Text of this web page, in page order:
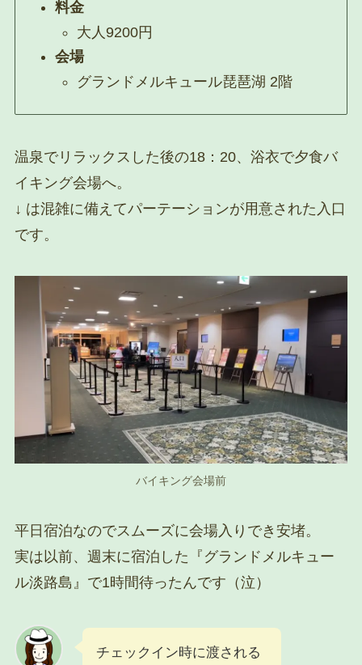
料金
大人9200円
会場
グランドメルキュール琵琶湖 2階
温泉でリラックスした後の18：20、浴衣で夕食バ
イキング会場へ。
↓ は混雑に備えてパーテーションが用意された入口
です。
バイキング会場前
平日宿泊なのでスムーズに会場入りでき安堵。
実は以前、週末に宿泊した『グランドメルキュー
ル淡路島』で1時間待ったんです（泣）
チェックイン時に渡される